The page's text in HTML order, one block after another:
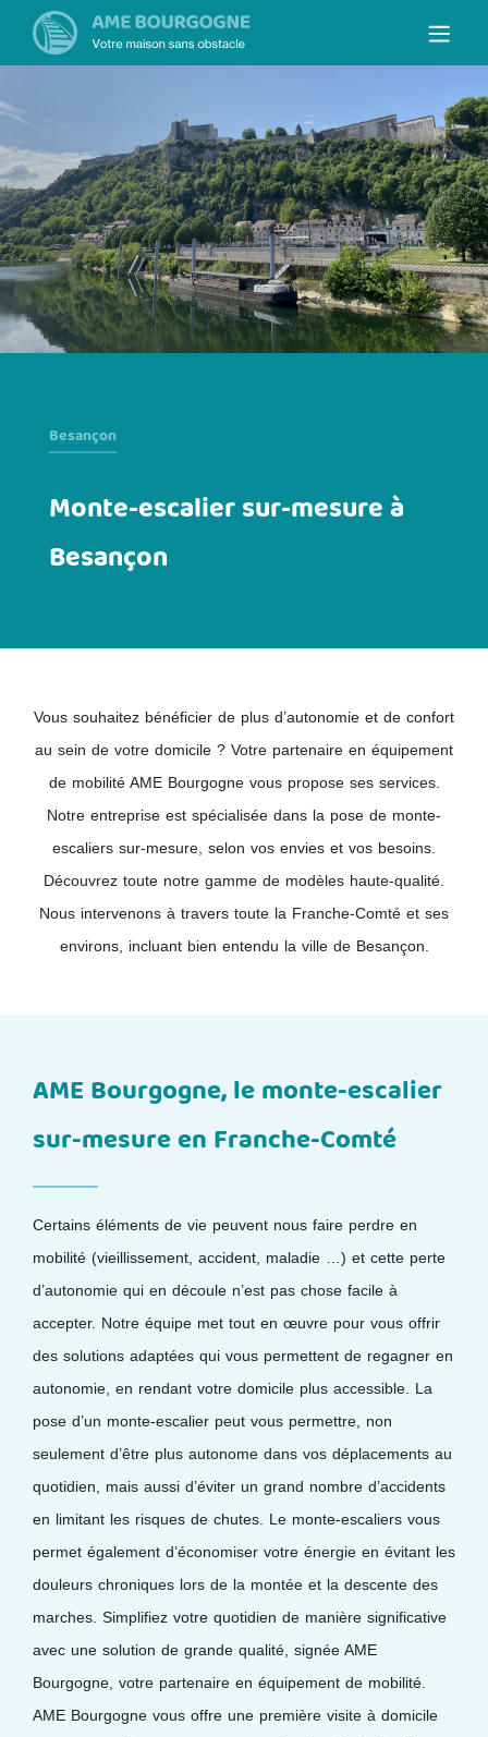
Besançon
Monte-escalier sur-mesure à
Besançon
Vous souhaitez bénéficier de plus d’autonomie et de confort
au sein de votre domicile ? Votre partenaire en équipement
de mobilité AME Bourgogne vous propose ses services.
Notre entreprise est spécialisée dans la pose de monte-
escaliers sur-mesure, selon vos envies et vos besoins.
Découvrez toute notre gamme de modèles haute-qualité.
Nous intervenons à travers toute la Franche-Comté et ses
environs, incluant bien entendu la ville de Besançon.
AME Bourgogne, le monte-escalier
sur-mesure en Franche-Comté
Certains éléments de vie peuvent nous faire perdre en
mobilité (vieillissement, accident, maladie …) et cette perte
d’autonomie qui en découle n’est pas chose facile à
accepter. Notre équipe met tout en œuvre pour vous offrir
des solutions adaptées qui vous permettent de regagner en
autonomie, en rendant votre domicile plus accessible. La
pose d’un monte-escalier peut vous permettre, non
seulement d’être plus autonome dans vos déplacements au
quotidien, mais aussi d’éviter un grand nombre d’accidents
en limitant les risques de chutes. Le monte-escaliers vous
permet également d’économiser votre énergie en évitant les
douleurs chroniques lors de la montée et la descente des
marches. Simplifiez votre quotidien de manière significative
avec une solution de grande qualité, signée AME
Bourgogne, votre partenaire en équipement de mobilité.
AME Bourgogne vous offre une première visite à domicile